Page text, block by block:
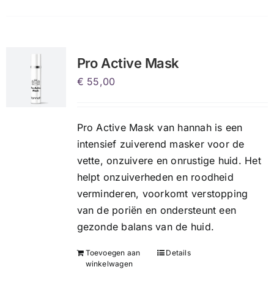
Pro Active Mask
€ 55,00
Pro Active Mask van hannah is een
intensief zuiverend masker voor de
vette, onzuivere en onrustige huid. Het
helpt onzuiverheden en roodheid
verminderen, voorkomt verstopping
van de poriën en ondersteunt een
gezonde balans van de huid.
Toevoegen aan
winkelwagen
Details